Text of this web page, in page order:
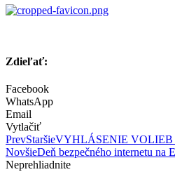
Zdieľať:
Facebook
WhatsApp
Email
Vytlačiť
PrevStaršieVYHLÁSENIE VOLIEB
NovšieDeň bezpečného internetu na
Neprehliadnite